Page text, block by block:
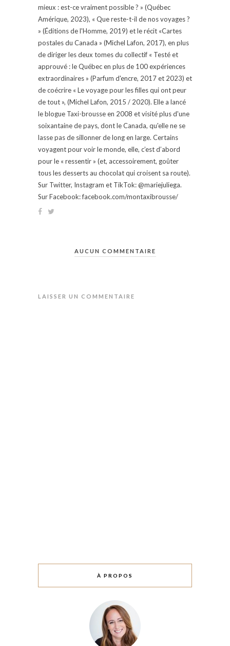
mieux : est-ce vraiment possible ? » (Québec
Amérique, 2023), « Que reste-t-il de nos voyages ?
» (Éditions de l'Homme, 2019) et le récit «Cartes
postales du Canada » (Michel Lafon, 2017), en plus
de diriger les deux tomes du collectif « Testé et
approuvé : le Québec en plus de 100 expériences
extraordinaires » (Parfum d'encre, 2017 et 2023) et
de coécrire « Le voyage pour les filles qui ont peur
de tout », (Michel Lafon, 2015 / 2020). Elle a lancé
le blogue Taxi-brousse en 2008 et visité plus d'une
soixantaine de pays, dont le Canada, qu'elle ne se
lasse pas de sillonner de long en large. Certains
voyagent pour voir le monde, elle, c’est d’abord
pour le « ressentir » (et, accessoirement, goûter
tous les desserts au chocolat qui croisent sa route).
Sur Twitter, Instagram et TikTok: @mariejuliega.
Sur Facebook: facebook.com/montaxibrousse/
AUCUN COMMENTAIRE
LAISSER UN COMMENTAIRE
À PROPOS